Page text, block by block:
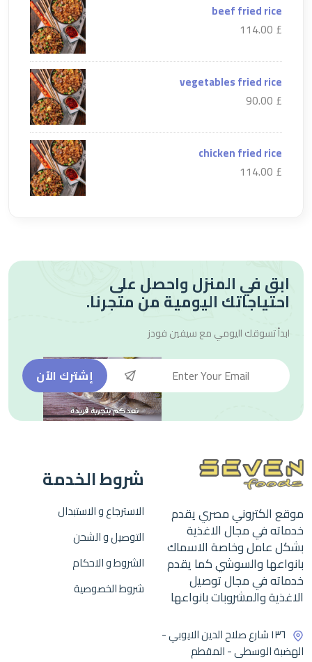
beef fried rice
£ 114.00
vegetables fried rice
£ 90.00
chicken fried rice
£ 114.00
ابق في المنزل واحصل على
احتياجاتك اليومية من متجرنا.
ابدأ تسوقك اليومي معسيفين فودز
إشترك الآن
موقع الكتروني مصري يقدم
خدماته في مجال الاغذية
بشكل عامل وخاصة الاسماك
بانواعها والسوشي كما يقدم
خدماته في مجال توصيل
الاغذية والمشروبات بانواعها
١٣٦ شارع صلاح الدين الايوبي -
الهضبة الوسطى - المقطم
شروط الخدمة
الاسترجاع و الاستبدال
التوصيل و الشحن
الشروط و الاحكام
شروط الخصوصية